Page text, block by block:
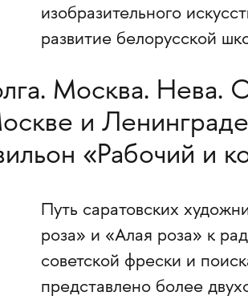
изобразительного
развитие белорусской
Москва. Нева.
и
«Рабочий и
Путь саратовских
роза» и «Алая роза» к
советской фрески и
представлено более